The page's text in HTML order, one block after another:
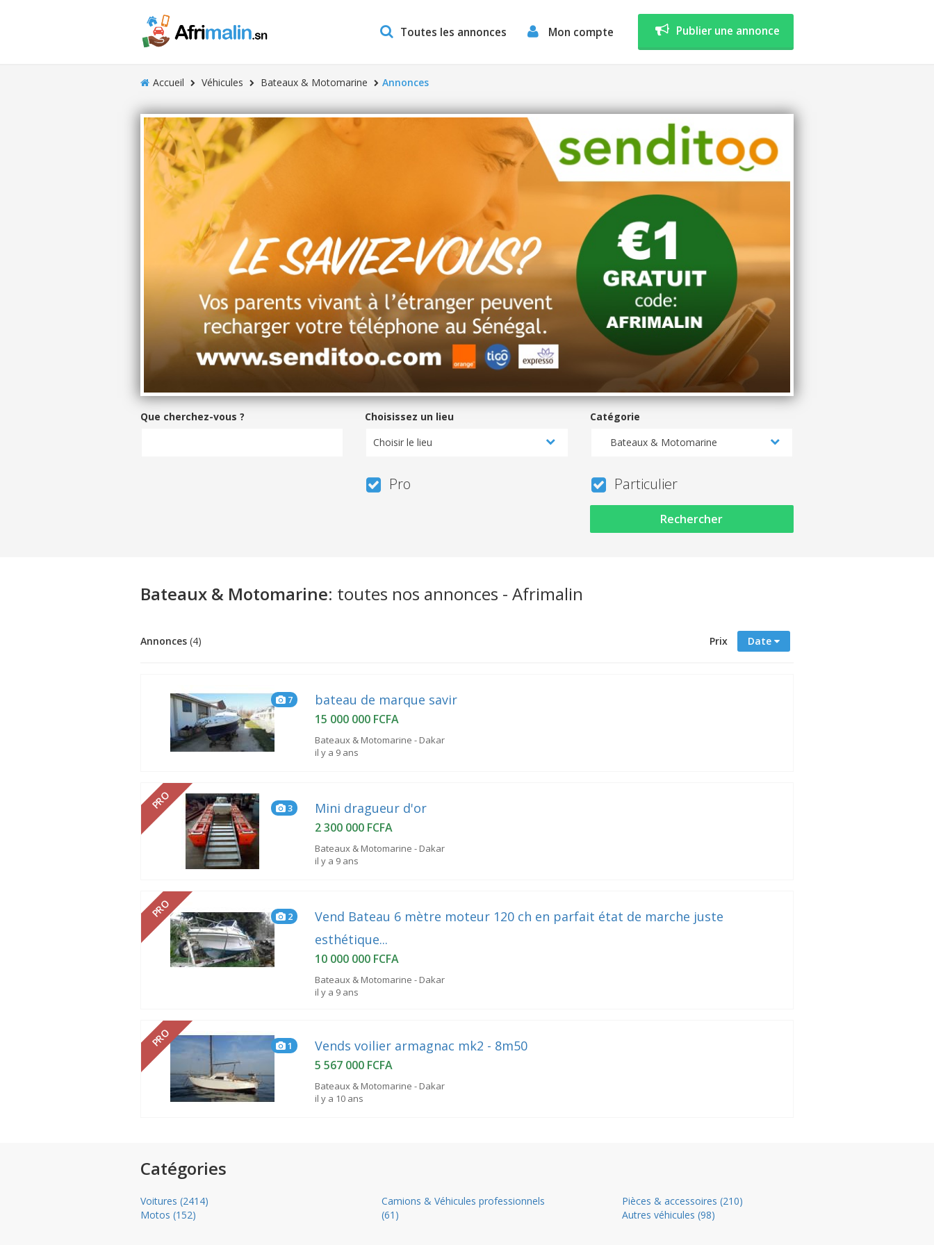
Toutes les annonces Mon compte Publier une annonce
Accueil Véhicules Bateaux & Motomarine Annonces
Que cherchez-vous ?
Choisissez un lieu
Choisir le lieu
Catégorie
Bateaux & Motomarine
Pro Particulier
Rechercher
Bateaux & Motomarine: toutes nos annonces - Afrimalin
Annonces (4) Prix Date
7 bateau de marque savir
15 000 000 FCFA
Bateaux & Motomarine - Dakar
il y a 9 ans
PRO 3 Mini dragueur d'or
2 300 000 FCFA
Bateaux & Motomarine - Dakar
il y a 9 ans
PRO 2
Vend Bateau 6 mètre moteur 120 ch en parfait état de marche juste
esthétique...
10 000 000 FCFA
Bateaux & Motomarine - Dakar
il y a 9 ans
PRO 1 Vends voilier armagnac mk2 - 8m50
5 567 000 FCFA
Bateaux & Motomarine - Dakar
il y a 10 ans
Catégories
Voitures (2414)
Motos (152)
Camions & Véhicules professionnels
(61)
Pièces & accessoires (210)
Autres véhicules (98)